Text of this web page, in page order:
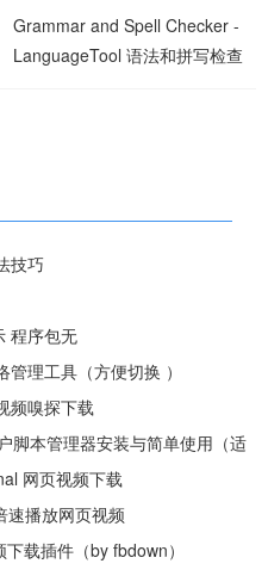
Grammar and Spell Checker -
LanguageTool 语法和拼写检查
技巧
程序包无
决办法
理工具（方便切换 ）
频嗅探下载
脚本管理器安装与简单使用（适
网页视频下载
速播放网页视频
载插件（by fbdown）